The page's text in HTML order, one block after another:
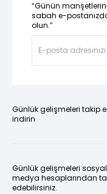
“Günün
sabah e-
olun.”
Günlük gelişmeleri takip
indirin
Günlük gelişmeleri sosyal
medya hesaplarından
edebilirsiniz.